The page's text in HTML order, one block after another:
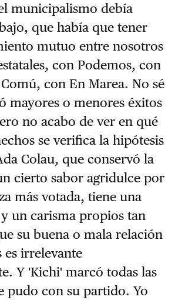
municipalismo debía
que había que tener
mutuo entre nosotros
con Podemos, con
con En Marea. No sé
mayores o menores éxitos
no acabo de ver en qué
se verifica la hipótesis
Colau, que conservó la
cierto sabor agridulce por
más votada, tiene una
un carisma propios tan
su buena o mala relación
es irrelevante
Y 'Kichi' marcó todas las
pudo con su partido. Yo